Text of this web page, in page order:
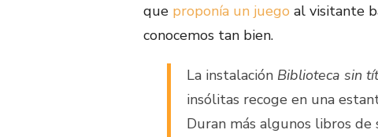
que proponía un juego al visitante
conocemos tan bien.
La instalación Biblioteca sin
insólitas recoge en una
Duran más algunos libros